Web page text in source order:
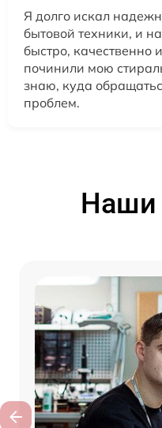
Я долго искал
бытовой техники, и
быстро, качественно
починили мою
знаю, куда
проблем.
Наши